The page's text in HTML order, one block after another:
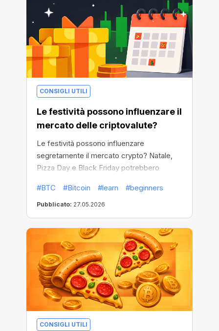
CONSIGLI UTILI
Le festività possono influenzare il
mercato delle criptovalute?
Le festività possono influenzare
segretamente il mercato crypto? Natale,
Pizza Day e Black Friday potrebbero
#BTC
#Bitcoin #learn #beginners
Pubblicato: 27.05.2026
CONSIGLI UTILI